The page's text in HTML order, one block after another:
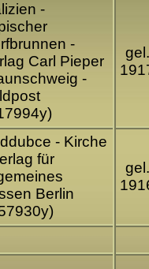
-
-
Carl Pieper
-
gel.
- Kirche
für
Berlin
gel.